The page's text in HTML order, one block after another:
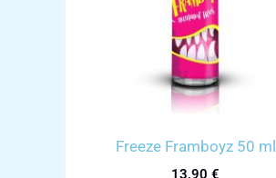
Freeze Framboyz 50 ml
13,90 €